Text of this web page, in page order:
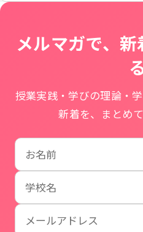
メルマガで、
授業実践・学びの理論・
新着を、まとめ
お名前
学校名
メールアドレス